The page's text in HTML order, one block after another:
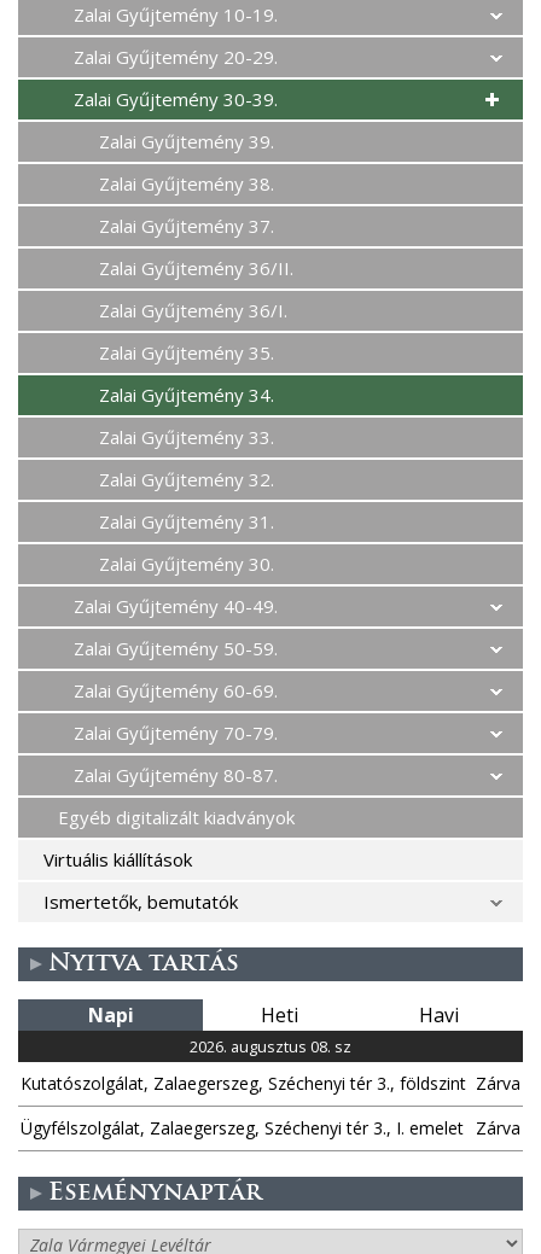
Zalai Gyűjtemény 10-19.
Zalai Gyűjtemény 20-29.
Zalai Gyűjtemény 30-39.
Zalai Gyűjtemény 39.
Zalai Gyűjtemény 38.
Zalai Gyűjtemény 37.
Zalai Gyűjtemény 36/II.
Zalai Gyűjtemény 36/I.
Zalai Gyűjtemény 35.
Zalai Gyűjtemény 34.
Zalai Gyűjtemény 33.
Zalai Gyűjtemény 32.
Zalai Gyűjtemény 31.
Zalai Gyűjtemény 30.
Zalai Gyűjtemény 40-49.
Zalai Gyűjtemény 50-59.
Zalai Gyűjtemény 60-69.
Zalai Gyűjtemény 70-79.
Zalai Gyűjtemény 80-87.
Egyéb digitalizált kiadványok
Virtuális kiállítások
Ismertetők, bemutatók
Nyitva tartás
Napi Heti Havi
2026. augusztus 08. sz
Kutatószolgálat, Zalaegerszeg, Széchenyi tér 3., földszint Zárva
Ügyfélszolgálat, Zalaegerszeg, Széchenyi tér 3., I. emelet Zárva
Eseménynaptár